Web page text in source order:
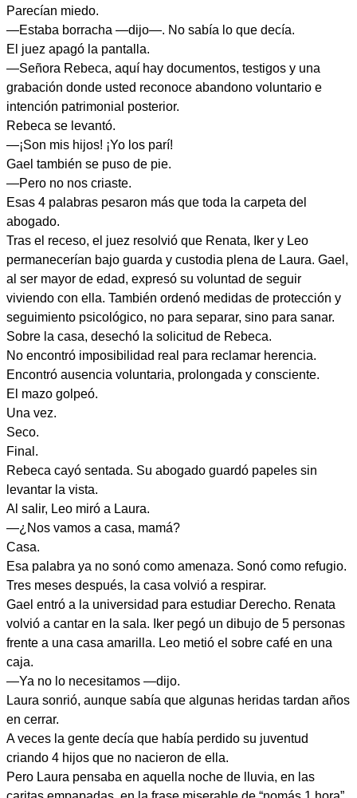
Parecían miedo.
—Estaba borracha —dijo—. No sabía lo que decía.
El juez apagó la pantalla.
—Señora Rebeca, aquí hay documentos, testigos y una
grabación donde usted reconoce abandono voluntario e
intención patrimonial posterior.
Rebeca se levantó.
—¡Son mis hijos! ¡Yo los parí!
Gael también se puso de pie.
—Pero no nos criaste.
Esas 4 palabras pesaron más que toda la carpeta del
abogado.
Tras el receso, el juez resolvió que Renata, Iker y Leo
permanecerían bajo guarda y custodia plena de Laura. Gael,
al ser mayor de edad, expresó su voluntad de seguir
viviendo con ella. También ordenó medidas de protección y
seguimiento psicológico, no para separar, sino para sanar.
Sobre la casa, desechó la solicitud de Rebeca.
No encontró imposibilidad real para reclamar herencia.
Encontró ausencia voluntaria, prolongada y consciente.
El mazo golpeó.
Una vez.
Seco.
Final.
Rebeca cayó sentada. Su abogado guardó papeles sin
levantar la vista.
Al salir, Leo miró a Laura.
—¿Nos vamos a casa, mamá?
Casa.
Esa palabra ya no sonó como amenaza. Sonó como refugio.
Tres meses después, la casa volvió a respirar.
Gael entró a la universidad para estudiar Derecho. Renata
volvió a cantar en la sala. Iker pegó un dibujo de 5 personas
frente a una casa amarilla. Leo metió el sobre café en una
caja.
—Ya no lo necesitamos —dijo.
Laura sonrió, aunque sabía que algunas heridas tardan años
en cerrar.
A veces la gente decía que había perdido su juventud
criando 4 hijos que no nacieron de ella.
Pero Laura pensaba en aquella noche de lluvia, en las